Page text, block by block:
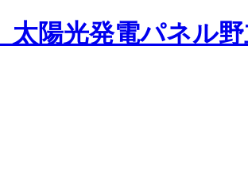
太陽光発電パネル